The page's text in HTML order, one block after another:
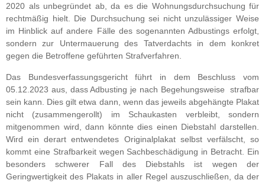
2020 als unbegründet ab, da es die Wohnungsdurchsuchung für
rechtmäßig hielt. Die Durchsuchung sei nicht unzulässiger Weise
im Hinblick auf andere Fälle des sogenannten Adbustings erfolgt,
sondern zur Untermauerung des Tatverdachts in dem konkret
gegen die Betroffene geführten Strafverfahren.
Das Bundesverfassungsgericht führt in dem Beschluss vom
05.12.2023 aus, dass Adbusting je nach Begehungsweise strafbar
sein kann. Dies gilt etwa dann, wenn das jeweils abgehängte Plakat
nicht (zusammengerollt) im Schaukasten verbleibt, sondern
mitgenommen wird, dann könnte dies einen Diebstahl darstellen.
Wird ein derart entwendetes Originalplakat selbst verfälscht, so
kommt eine Strafbarkeit wegen Sachbeschädigung in Betracht. Ein
besonders schwerer Fall des Diebstahls ist wegen der
Geringwertigkeit des Plakats in aller Regel auszuschließen, da der